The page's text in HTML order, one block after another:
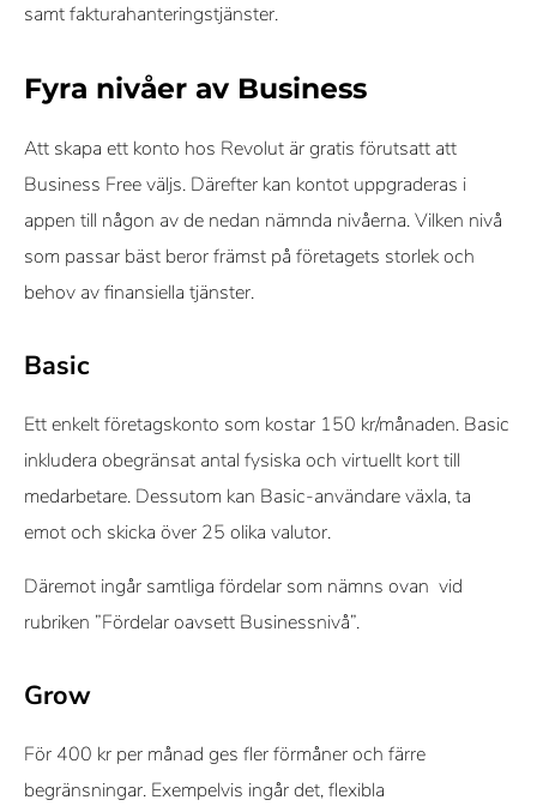
samt fakturahanteringstjänster.
Fyra nivåer av Business
Att skapa ett konto hos Revolut är gratis förutsatt att
Business Free väljs. Därefter kan kontot uppgraderas i
appen till någon av de nedan nämnda nivåerna. Vilken nivå
som passar bäst beror främst på företagets storlek och
behov av finansiella tjänster.
Basic
Ett enkelt företagskonto som kostar 150 kr/månaden. Basic
inkludera obegränsat antal fysiska och virtuellt kort till
medarbetare. Dessutom kan Basic-användare växla, ta
emot och skicka över 25 olika valutor.
Däremot ingår samtliga fördelar som nämns ovan vid
rubriken ”Fördelar oavsett Businessnivå”.
Grow
För 400 kr per månad ges fler förmåner och färre
begränsningar. Exempelvis ingår det, flexibla